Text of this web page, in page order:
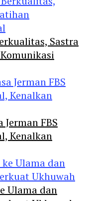
Sastra
FBS
Kenalkan
Ulama dan